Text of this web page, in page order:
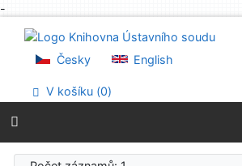
-
Přejít na menu
Prohlášení o webové přístupnosti
Česky English
V košíku (0)